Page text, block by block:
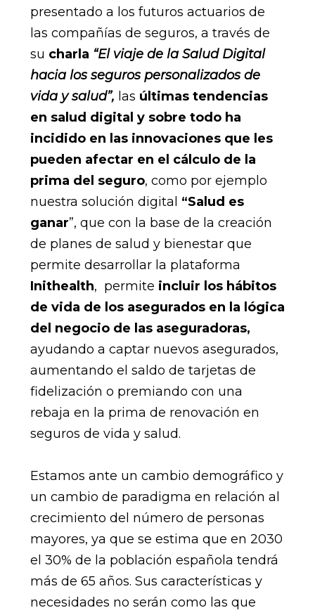
presentado a los futuros actuarios de
las compañías de seguros, a través de
su charla “El viaje de la Salud Digital
hacia los seguros personalizados de
vida y salud”, las últimas tendencias
en salud digital y sobre todo ha
incidido en las innovaciones que les
pueden afectar en el cálculo de la
prima del seguro, como por ejemplo
nuestra solución digital “Salud es
ganar”, que con la base de la creación
de planes de salud y bienestar que
permite desarrollar la plataforma
Inithealth, permite incluir los hábitos
de vida de los asegurados en la lógica
del negocio de las aseguradoras,
ayudando a captar nuevos asegurados,
aumentando el saldo de tarjetas de
fidelización o premiando con una
rebaja en la prima de renovación en
seguros de vida y salud.
Estamos ante un cambio demográfico y
un cambio de paradigma en relación al
crecimiento del número de personas
mayores, ya que se estima que en 2030
el 30% de la población española tendrá
más de 65 años. Sus características y
necesidades no serán como las que